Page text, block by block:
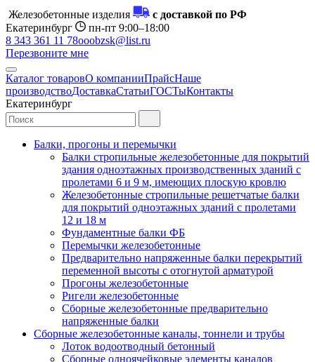
Железобетонные изделия
с доставкой по РФ
Екатеринбург
пн-пт 9:00–18:00
8 343 361 11 78ooobzsk@list.ru
Перезвоните мне
Каталог товаровО компанииПрайсНаше
производствоДоставкаСтатьиГОСТыКонтакты
Екатеринбург
Балки, прогоны и перемычки
Балки стропильные железобетонные для покрытий
здания одноэтажных производственных зданий с
пролетами 6 и 9 м, имеющих плоскую кровлю
Железобетонные стропильные решетчатые балки
для покрытий одноэтажных зданий с пролетами
12 и 18 м
Фундаментные балки ФБ
Перемычки железобетонные
Предварительно напряженные балки перекрытий
переменной высоты с отогнутой арматурой
Прогоны железобетонные
Ригели железобетонные
Сборные железобетонные предварительно
напряженные балки
Сборные железобетонные каналы, тоннели и трубы
Лоток водоотводный бетонный
Сборные одноячейковые элементы каналов